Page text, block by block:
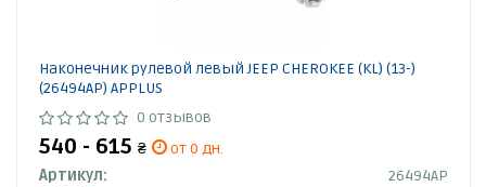
Наконечник рулевой левый JEEP CHEROKEE (KL) (13-)
(26494AP) APPLUS
0 отзывов
540 - 615 ₴
от 0 дн.
Артикул:
26494AP